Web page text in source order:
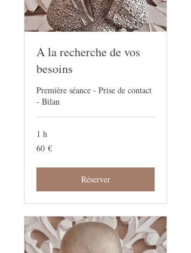
A la recherche de vos
besoins
Première séance - Prise de contact
- Bilan
1 h
60
euros
60 €
Réserver